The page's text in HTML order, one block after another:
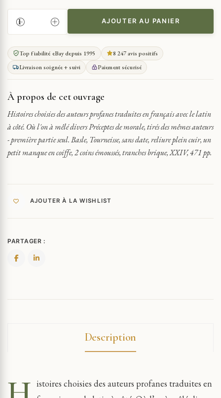
QUANTITÉ
DE
HISTOIRES
CHOISIES
DES
AUTEURS
TRADUITES
EN
AVEC
LE
LATIN
AJOUTER AU PANIER
Top fiabilité eBay depuis 1995
8 247 avis positifs
Livraison soignée + suivi
Paiement sécurisé
À propos de cet ouvrage
Histoires choisies des auteurs profanes traduites en français avec le latin
à côté. Où l'on à mêlé divers Préceptes de morale, tirés des mêmes auteurs
- première partie seul. Basle, Tourneisse, sans date, reliure plein cuir, un
petit manque en coiffe, 2 coins émoussés, tranches brique, XXIV, 471 pp.
AJOUTER À LA WISHLIST
PARTAGER :
Description
istoires choisies des auteurs profanes traduites en